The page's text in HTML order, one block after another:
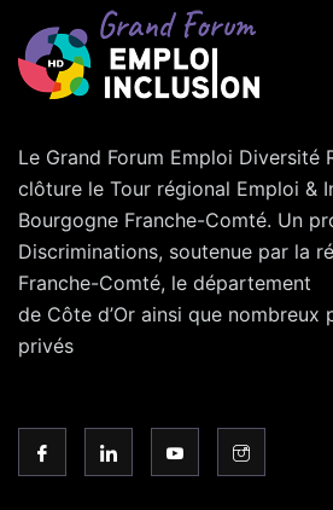
Le Grand Forum Emploi Diversité
clôture le Tour régional Emploi &
Bourgogne Franche-Comté. Un
Discriminations, soutenue par la
Franche-Comté, le département
de Côte d’Or ainsi que nombreux
privés